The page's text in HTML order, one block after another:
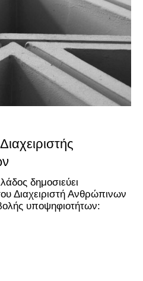
δημοσιεύει
Διαχειριστή Ανθρώπινων
υποψηφιοτήτων: